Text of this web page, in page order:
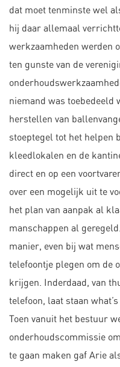
dat moet tenminste wel
hij daar allemaal
werkzaamheden werden
ten gunste van de
niemand was toebedeeld
herstellen van
stoeptegel tot het helpen
kleedlokalen en de
direct en op een
over een mogelijk uit te
het plan van aanpak al
manschappen al
manier, even bij wat
telefoontje plegen om de
krijgen. Inderdaad, van
telefoon, laat staan
Toen vanuit het bestuur
onderhoudscommissie
te gaan maken gaf Arie